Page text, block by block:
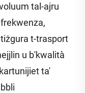
tal-ajru
t-trasport
u b'kwalità
ta'